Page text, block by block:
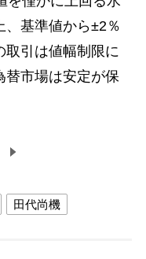
、基準値から±2％
取引は値幅制限に
替市場は安定が保
田代尚機